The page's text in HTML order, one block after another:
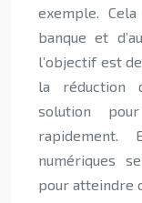
exemple.
banque et
l’objectif est
la réduction
solution
rapidement.
numériques
pour atteindre